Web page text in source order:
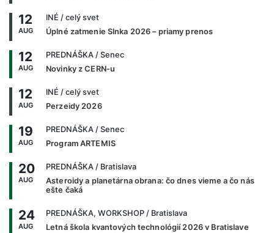
12
AUG
INÉ / celý svet
Úplné zatmenie Slnka 2026 – priamy prenos
12
AUG
PREDNÁŠKA / Senec
Novinky z CERN-u
12
AUG
INÉ / celý svet
Perzeidy 2026
19
AUG
PREDNÁŠKA / Senec
Program ARTEMIS
20
AUG
PREDNÁŠKA / Bratislava
Asteroidy a planetárna obrana: čo dnes vieme a čo nás
ešte čaká
24
AUG
PREDNÁŠKA, WORKSHOP / Bratislava
Letná škola kvantových technológií 2026 v Bratislave